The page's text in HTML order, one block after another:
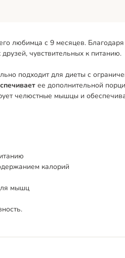
любимца с 9 месяцев. Благодаря
чувствительных к питанию.
подходит для диеты с
ее дополнительной
челюстные мышцы и
калорий
мышц